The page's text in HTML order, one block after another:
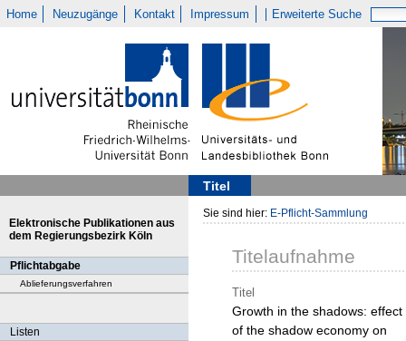
Home Neuzugänge Kontakt Impressum Erweiterte Suche
Titel
Elektronische Publikationen aus
dem Regierungsbezirk Köln
Pflichtabgabe
Ablieferungsverfahren
Listen
Sie sind hier: E-Pflicht-Sammlung
Titelaufnahme
Titel
Growth in the shadows: effect
of the shadow economy on